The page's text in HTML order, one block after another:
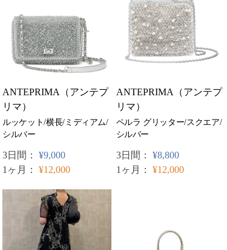
ANTEPRIMA（アンテプ
リマ）
ルッケット/横長/ミディアム/
シルバー
3日間： ¥9,000
1ヶ月： ¥12,000
ANTEPRIMA（アンテプ
リマ）
ペルラ グリッター/スクエア/
シルバー
3日間： ¥8,800
1ヶ月： ¥12,000